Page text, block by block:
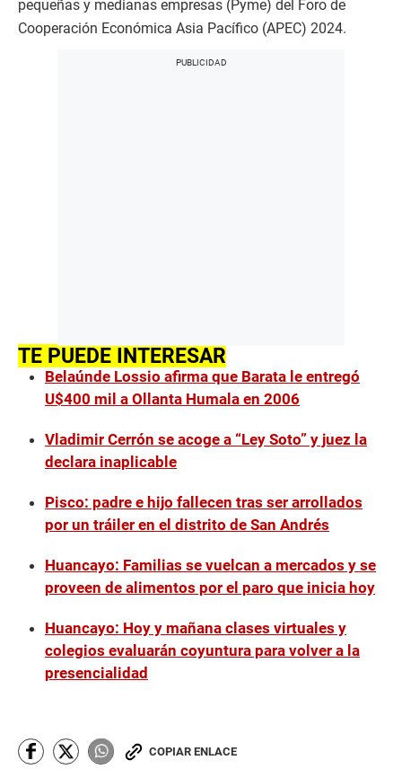
pequeñas y medianas empresas (Pyme) del Foro de
Cooperación Económica Asia Pacífico (APEC) 2024.
TE PUEDE INTERESAR
Belaúnde Lossio afirma que Barata le entregó
U$400 mil a Ollanta Humala en 2006
Vladimir Cerrón se acoge a “Ley Soto” y juez la
declara inaplicable
Pisco: padre e hijo fallecen tras ser arrollados
por un tráiler en el distrito de San Andrés
Huancayo: Familias se vuelcan a mercados y se
proveen de alimentos por el paro que inicia hoy
Huancayo: Hoy y mañana clases virtuales y
colegios evaluarán coyuntura para volver a la
presencialidad
COPIAR ENLACE